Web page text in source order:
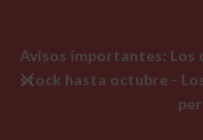
Avisos importantes: Los
stock hasta octubre -